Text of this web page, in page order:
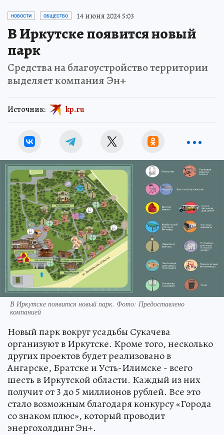
НОВОСТИ ОБЩЕСТВО 14 июня 2024 5:03
В Иркутске появится новый
парк
Средства на благоустройство территории
выделяет компания Эн+
Источник: kp.ru
В Иркутске появится новый парк. Фото: Предоставлено
компанией
Новый парк вокруг усадьбы Сукачева
организуют в Иркутске. Кроме того, несколько
других проектов будет реализовано в
Ангарске, Братске и Усть-Илимске - всего
шесть в Иркутской области. Каждый из них
получит от 3 до 5 миллионов рублей. Все это
стало возможным благодаря конкурсу «Города
со знаком плюс», который проводит
энергохолдинг Эн+.